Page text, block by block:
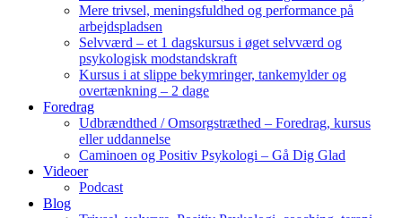
Mere trivsel, meningsfuldhed og performance på
arbejdspladsen
Selvværd – et 1 dagskursus i øget selvværd og
psykologisk modstandskraft
Kursus i at slippe bekymringer, tankemylder og
overtænkning – 2 dage
Foredrag
Udbrændthed / Omsorgstræthed – Foredrag, kursus
eller uddannelse
Caminoen og Positiv Psykologi – Gå Dig Glad
Videoer
Podcast
Blog